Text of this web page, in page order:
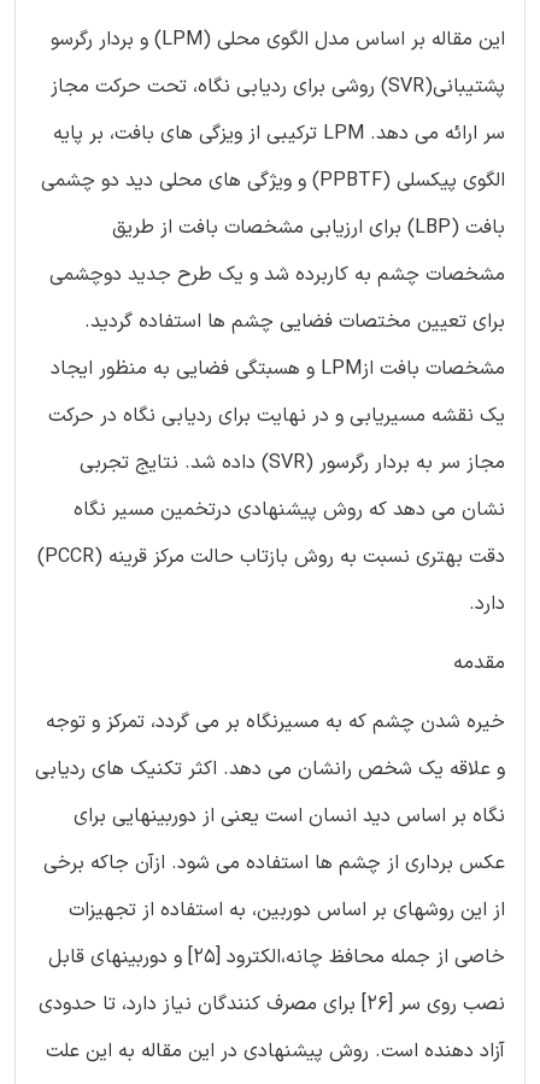
این مقاله بر اساس مدل الگوی محلی (LPM) و بردار رگرسو
پشتیبانی(SVR) روشی برای ردیابی نگاه، تحت حرکت مجاز
سر ارائه می دهد. LPM ترکیبی از ویزگی های بافت، بر پایه
الگوی پیکسلی (PPBTF) و ویژگی های محلی دید دو چشمی
بافت (LBP) برای ارزیابی مشخصات بافت از طریق
مشخصات چشم به کاربرده شد و یک طرح جدید دوچشمی
برای تعیین مختصات فضایی چشم ها استفاده گردید.
مشخصات بافت ازLPM و هسبتگی فضایی به منظور ایجاد
یک نقشه مسیریابی و در نهایت برای ردیابی نگاه در حرکت
مجاز سر به بردار رگرسور (SVR) داده شد. نتایج تجربی
نشان می دهد که روش پیشنهادی درتخمین مسیر نگاه
دقت بهتری نسبت به روش بازتاب حالت مرکز قرینه (PCCR)
دارد.
مقدمه
خیره شدن چشم که به مسیرنگاه بر می گردد، تمرکز و توجه
و علاقه یک شخص رانشان می دهد. اکثر تکنیک های ردیابی
نگاه بر اساس دید انسان است یعنی از دوربینهایی برای
عکس برداری از چشم ها استفاده می شود. ازآن جاکه برخی
از این روشهای بر اساس دوربین، به استفاده از تجهیزات
خاصی از جمله محافظ چانه،الکترود [25] و دوربینهای قابل
نصب روی سر [26] برای مصرف کنندگان نیاز دارد، تا حدودی
آزاد دهنده است. روش پیشنهادی در این مقاله به این علت